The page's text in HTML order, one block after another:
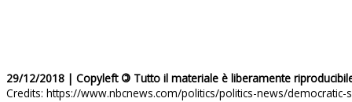
29/12/2018 | Copyleft © Tutto il materiale è liberamente
Credits: https://www.nbcnews.com/politics/politics-news/